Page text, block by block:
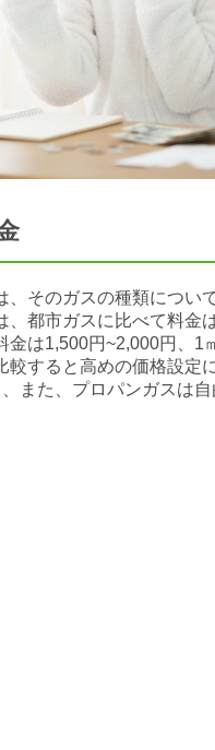
、そのガスの種類につい
、都市ガスに比べて料金
金は1,500円~2,000円、1
すると高めの価格設定
また、プロパンガスは